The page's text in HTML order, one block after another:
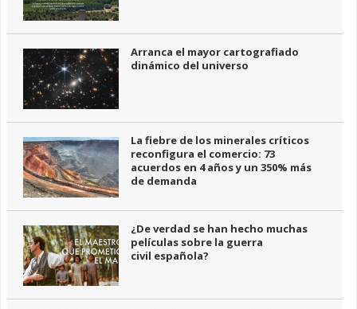
Arranca el mayor cartografiado
dinámico del universo
La fiebre de los minerales críticos
reconfigura el comercio: 73
acuerdos en 4 años y un 350% más
de demanda
¿De verdad se han hecho muchas
películas sobre la guerra
civil española?